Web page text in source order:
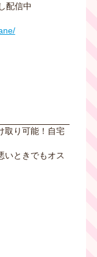
配信中
取り可能！自宅
いときでもオス